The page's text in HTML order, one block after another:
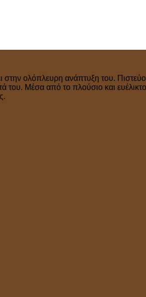
ολόπλευρη ανάπτυξη του.
του. Μέσα από το πλούσιο και